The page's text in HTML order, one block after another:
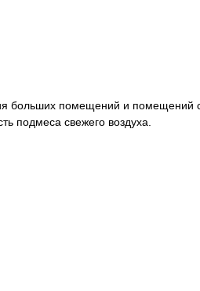
больших помещений и помещений
подмеса свежего воздуха.